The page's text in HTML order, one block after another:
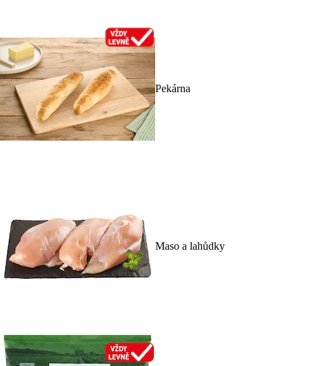
Pekárna
Maso a lahůdky